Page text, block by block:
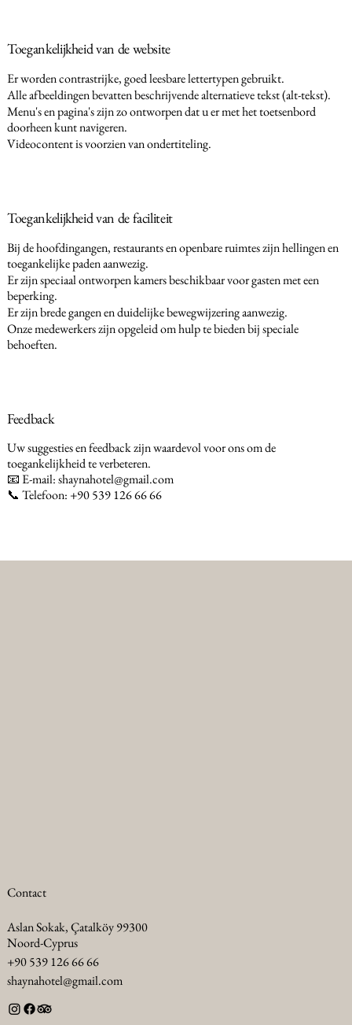
Toegankelijkheid van de website
Er worden contrastrijke, goed leesbare lettertypen gebruikt.
Alle afbeeldingen bevatten beschrijvende alternatieve tekst (alt-tekst).
Menu's en pagina's zijn zo ontworpen dat u er met het toetsenbord
doorheen kunt navigeren.
Videocontent is voorzien van ondertiteling.
Toegankelijkheid van de faciliteit
Bij de hoofdingangen, restaurants en openbare ruimtes zijn hellingen en
toegankelijke paden aanwezig.
Er zijn speciaal ontworpen kamers beschikbaar voor gasten met een
beperking.
Er zijn brede gangen en duidelijke bewegwijzering aanwezig.
Onze medewerkers zijn opgeleid om hulp te bieden bij speciale
behoeften.
Feedback
Uw suggesties en feedback zijn waardevol voor ons om de
toegankelijkheid te verbeteren.
📧 E-mail:shaynahotel@gmail.com
📞 Telefoon: +90 539 126 66 66
Contact
Aslan Sokak, Çatalköy 99300
Noord-Cyprus
+90 539 126 66 66
shaynahotel@gmail.com